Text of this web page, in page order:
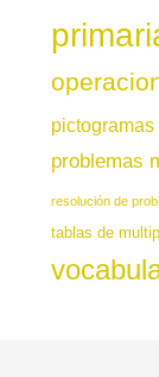
pictogramas
problemas
resolución de
tablas de